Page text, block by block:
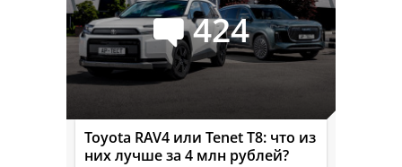
424
Toyota RAV4 или Tenet T8: что из
них лучше за 4 млн рублей?